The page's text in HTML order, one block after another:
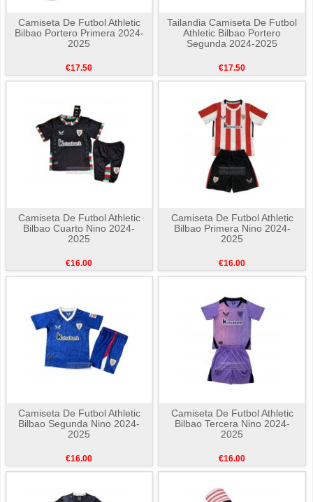
Camiseta De Futbol Athletic
Bilbao Portero Primera 2024-
2025
€17.50
Tailandia Camiseta De Futbol
Athletic Bilbao Portero
Segunda 2024-2025
€17.50
Camiseta De Futbol Athletic
Bilbao Cuarto Nino 2024-
2025
€16.00
Camiseta De Futbol Athletic
Bilbao Primera Nino 2024-
2025
€16.00
Camiseta De Futbol Athletic
Bilbao Segunda Nino 2024-
2025
€16.00
Camiseta De Futbol Athletic
Bilbao Tercera Nino 2024-
2025
€16.00